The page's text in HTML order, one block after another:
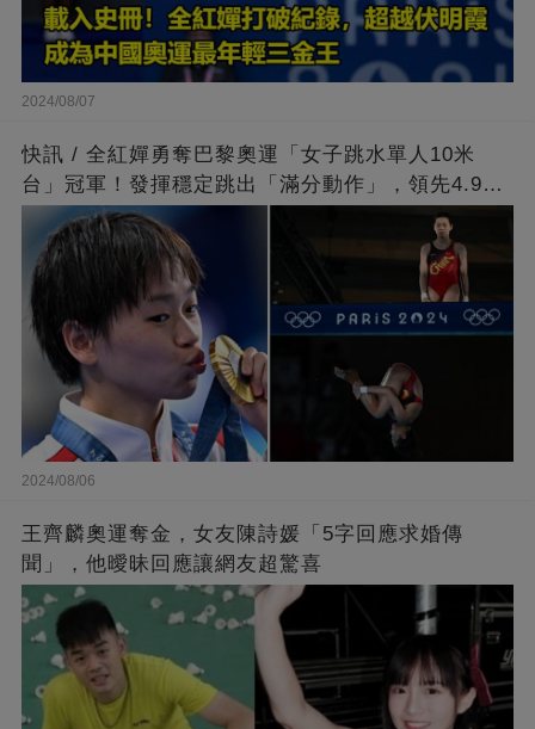
2024/08/07
快訊 / 全紅嬋勇奪巴黎奧運「女子跳水單人10米
台」冠軍！發揮穩定跳出「滿分動作」，領先4.9分
擊敗陳芋汐
2024/08/06
王齊麟奧運奪金，女友陳詩媛「5字回應求婚傳
聞」，他曖昧回應讓網友超驚喜